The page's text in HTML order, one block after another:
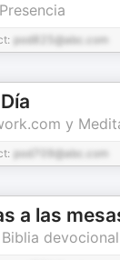
pod825@abc.com
y
pod709@abc.com
a las
devocional